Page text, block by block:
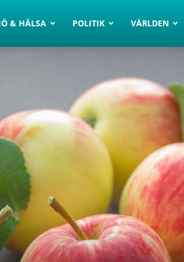
& HÄLSA POLITIK VÄRLDEN